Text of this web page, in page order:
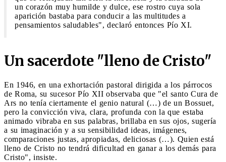
un corazón muy humilde y dulce, ese rostro cuya sola
aparición bastaba para conducir a las multitudes a
pensamientos saludables", declaró entonces Pío XI.
Un sacerdote "lleno de Cristo"
En 1946, en una exhortación pastoral dirigida a los párrocos
de Roma, su sucesor Pío XII observaba que "el santo Cura de
Ars no tenía ciertamente el genio natural (…) de un Bossuet,
pero la convicción viva, clara, profunda con la que estaba
animado vibraba en sus palabras, brillaba en sus ojos, sugería
a su imaginación y a su sensibilidad ideas, imágenes,
comparaciones justas, apropiadas, deliciosas (…). Quien está
lleno de Cristo no tendrá dificultad en ganar a los demás para
Cristo", insiste.